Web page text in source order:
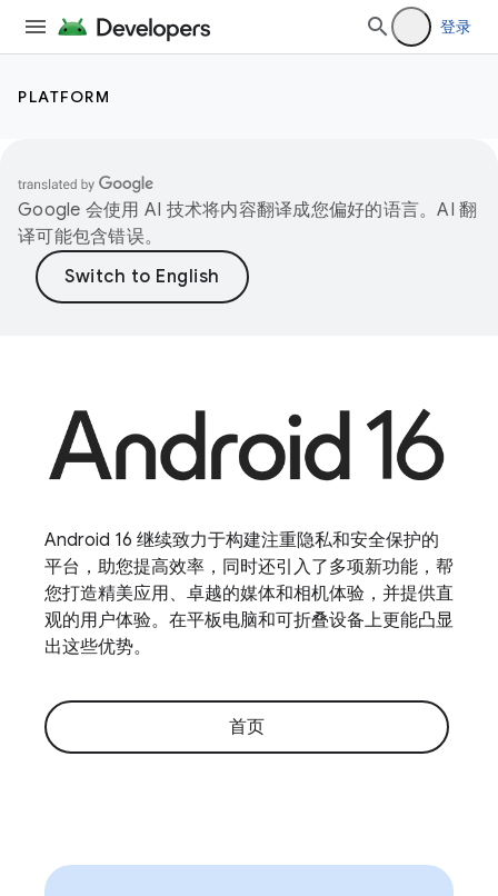
登录
PLATFORM
Google 会使用 AI 技术将内容翻译成您偏好的语言。AI 翻
译可能包含错误。
Android 16 继续致力于构建注重隐私和安全保护的
平台，助您提高效率，同时还引入了多项新功能，帮
您打造精美应用、卓越的媒体和相机体验，并提供直
观的用户体验。在平板电脑和可折叠设备上更能凸显
出这些优势。
首页